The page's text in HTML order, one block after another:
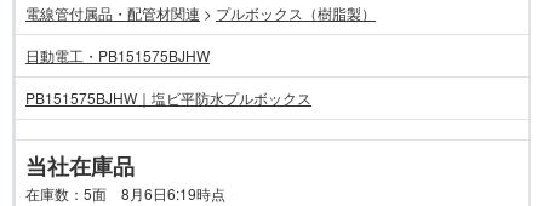
電線管付属品・配管材関連 > プルボックス（樹脂製）
日動電工・PB151575BJHW
PB151575BJHW｜塩ビ平防水プルボックス
当社在庫品
在庫数：5面 8月6日6:19時点